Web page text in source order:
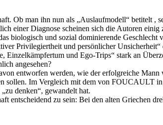
Ob man ihn nun als „Auslaufmodell“ betitelt ,
einer Diagnose scheinen sich die Autoren
biologisch und sozial dominierende
Privilegiertheit und persönlicher
und Ego-Trips“ stark an
angesehen?
entworfen werden, wie der erfolgreiche
sollen. Im Vergleich mit dem von FOUCAULT
denken“, gewandelt hat.
entscheidend zu sein: Bei den alten Griechen